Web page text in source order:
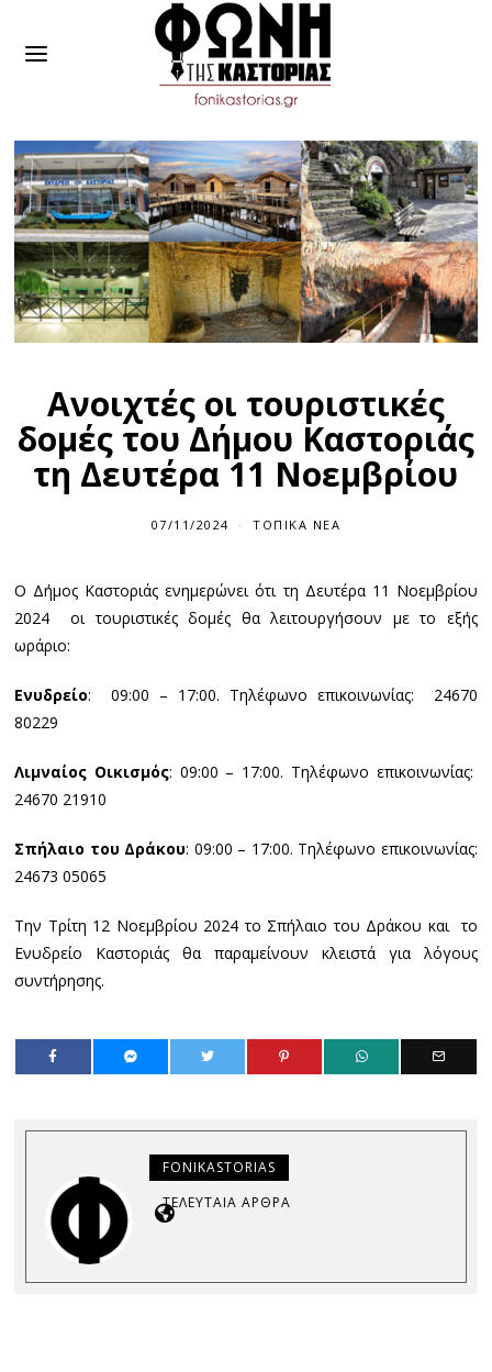
Ανοιχτές οι τουριστικές
δομές του Δήμου Καστοριάς
τη Δευτέρα 11 Νοεμβρίου
07/11/2024 ΤΟΠΙΚΆ ΝΈΑ
Ο Δήμος Καστοριάς ενημερώνει ότι τη Δευτέρα 11 Νοεμβρίου
2024 οι τουριστικές δομές θα λειτουργήσουν με το εξής
ωράριο:
Ενυδρείο: 09:00 – 17:00. Τηλέφωνο επικοινωνίας: 24670
80229
Λιμναίος Οικισμός: 09:00 – 17:00. Τηλέφωνο επικοινωνίας:
24670 21910
Σπήλαιο του Δράκου: 09:00 – 17:00. Τηλέφωνο επικοινωνίας:
24673 05065
Την Τρίτη 12 Νοεμβρίου 2024 το Σπήλαιο του Δράκου και το
Ενυδρείο Καστοριάς θα παραμείνουν κλειστά για λόγους
συντήρησης.
FONIKASTORIAS
ΤΕΛΕΥΤΑΊΑ ΆΡΘΡΑ